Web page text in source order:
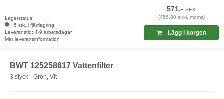
Lagerstatus:
+5 stk. i fjärrlagring
Leveranstid: 4-9 arbetsdagar
Mer leveransinformation
571,-SEK
(456,80 exkl. moms)
Lägg i korgen
BWT 125258617 Vattenfilter
3 styck - Grön, Vit